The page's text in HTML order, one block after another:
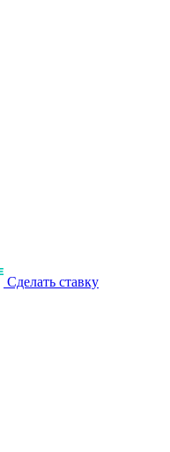
Сделать ставку